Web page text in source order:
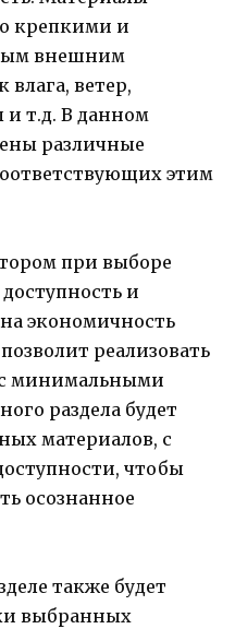
крепкими и
внешним
влага, ветер,
т.д. В данном
различные
этим
при выборе
и
экономичность
реализовать
минимальными
раздела будет
материалов, с
чтобы
осознанное
также будет
выбранных